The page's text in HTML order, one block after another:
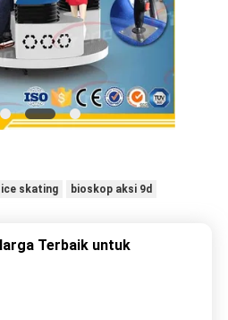
skating bioskop aksi 9d
Terbaik untuk